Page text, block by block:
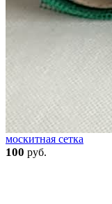
москитная сетка
100 руб.